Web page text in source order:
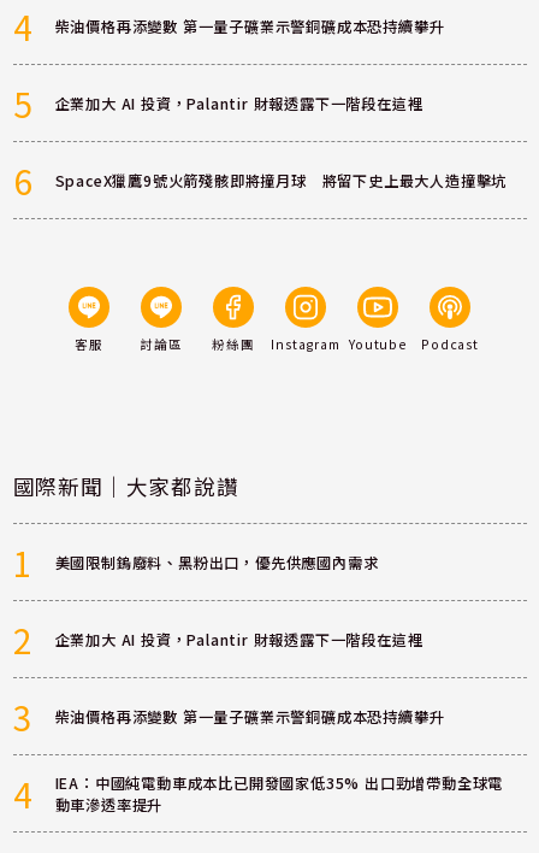
4 柴油價格再添變數 第一量子礦業示警銅礦成本恐持續攀升
5 企業加大 AI 投資，Palantir 財報透露下一階段在這裡
6 SpaceX獵鷹9號火箭殘骸即將撞月球 將留下史上最大人造撞擊坑
客服 討論區 粉絲團 Instagram Youtube Podcast
國際新聞｜大家都說讚
1 美國限制鎢廢料、黑粉出口，優先供應國內需求
2 企業加大 AI 投資，Palantir 財報透露下一階段在這裡
3 柴油價格再添變數 第一量子礦業示警銅礦成本恐持續攀升
4
IEA：中國純電動車成本比已開發國家低35% 出口勁增帶動全球電
動車滲透率提升